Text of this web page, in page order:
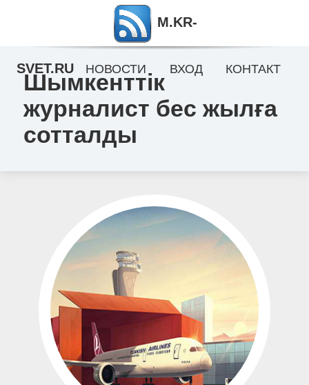
Шымкенттік
журналист бес жылға
сотталды
M.KR-
SVET.RU НОВОСТИ ВХОД КОНТАКТ